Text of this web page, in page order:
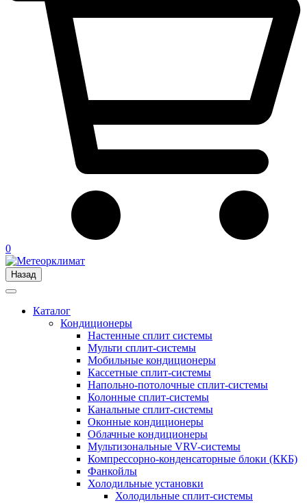
0
Назад
Каталог
Кондиционеры
Настенные сплит системы
Мульти сплит-системы
Мобильные кондиционеры
Кассетные сплит-системы
Напольно-потолочные сплит-системы
Колонные сплит-системы
Канальные сплит-системы
Оконные кондиционеры
Облачные кондиционеры
Мультизональные VRV-системы
Компрессорно-конденсаторные блоки (ККБ)
Фанкойлы
Холодильные установки
Холодильные сплит-системы